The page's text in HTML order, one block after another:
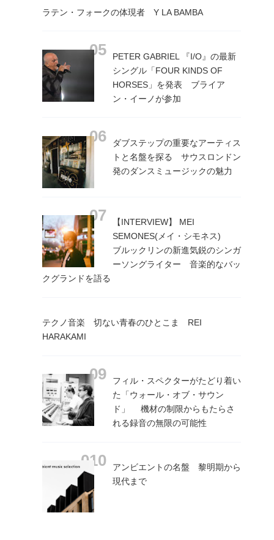
ラテン・フォークの体現者 Y LA BAMBA
PETER GABRIEL 『I/O』の最新
シングル「FOUR KINDS OF
HORSES」を発表 ブライア
ン・イーノが参加
ダブステップの重要なアーティス
トと名盤を探る サウスロンドン
発のダンスミュージックの魅力
【INTERVIEW】 MEI
SEMONES(メイ・シモネス)
ブルックリンの新進気鋭のシンガ
ーソングライター 音楽的なバッ
クグランドを語る
テクノ音楽 切ない青春のひとこま REI
HARAKAMI
フィル・スペクターがたどり着い
た「ウォール・オブ・サウン
ド」 機材の制限からもたらさ
れる録音の無限の可能性
アンビエントの名盤 黎明期から
現代まで